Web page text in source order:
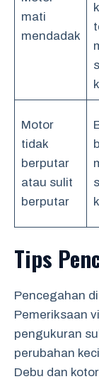
mati
mendadak
Motor
tidak
berputar
atau sulit
berputar
Tips
Pencegahan
Pemeriksaan
pengukuran
perubahan
Debu dan